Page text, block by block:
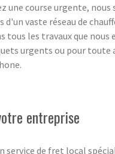
course urgente, nous
vaste réseau de
tous les travaux que nous
urgents ou pour
entreprise
service de fret local